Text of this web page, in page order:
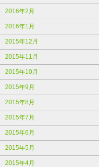
2016年2月
2016年1月
2015年12月
2015年11月
2015年10月
2015年9月
2015年8月
2015年7月
2015年6月
2015年5月
2015年4月